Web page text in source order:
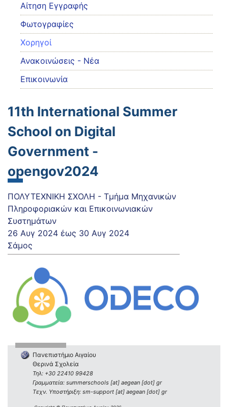
Αίτηση Εγγραφής
Φωτογραφίες
Χορηγοί
Ανακοινώσεις - Νέα
Επικοινωνία
11th International Summer
School on Digital
Government -
opengov2024
ΠΟΛΥΤΕΧΝΙΚΗ ΣΧΟΛΗ - Τμήμα Μηχανικών
Πληροφοριακών και Επικοινωνιακών
Συστημάτων
26 Αυγ 2024 έως 30 Αυγ 2024
Σάμος
Πανεπιστήμιο Αιγαίου
Θερινά Σχολεία
Τηλ: +30 22410 99428
Γραμματεία: summerschools [at] aegean [dot] gr
Τεχν. Υποστήριξη: sm-support [at] aegean [dot] gr